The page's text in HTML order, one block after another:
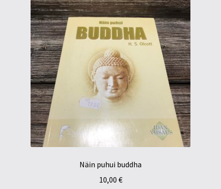
Näin puhui buddha
10,00 €